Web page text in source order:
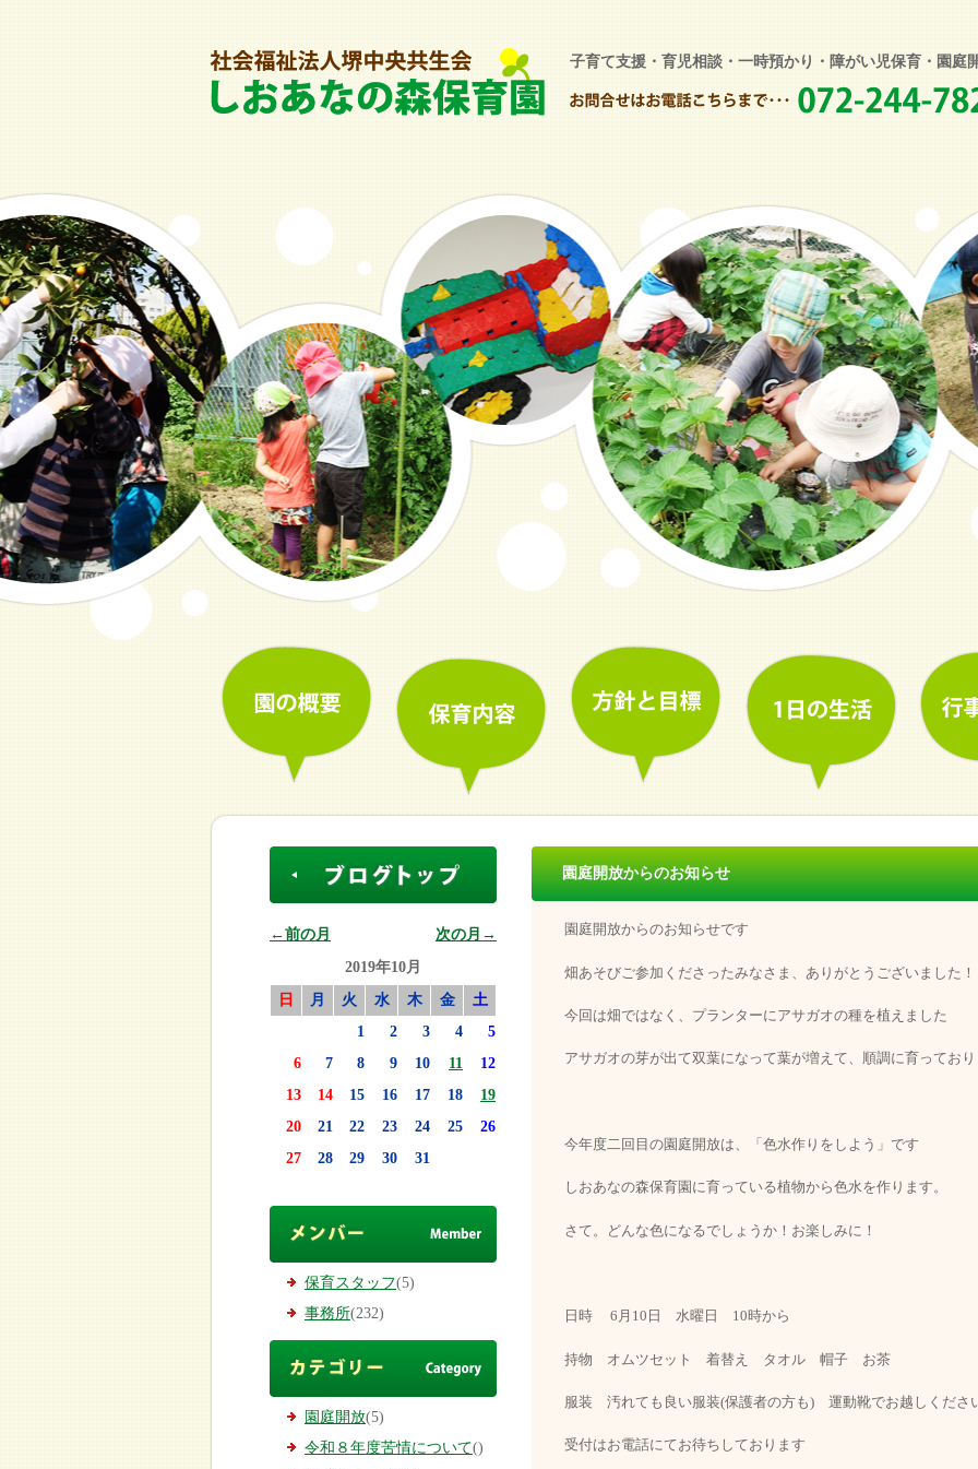
子育て支援・育児相談・一時預かり・障がい児保育・園庭
←前の月
次の月→
2019年10月
日
月 火 水 木 金
土
1
2 3 4
5
6
7 8 9 10 11
12
13
14 15 16 17 18
19
20
21 22 23 24 25
26
27
28 29 30 31
保育スタッフ(5)
事務所(232)
園庭開放(5)
令和８年度苦情について()
園庭開放からのお知らせ
園庭開放からのお知らせです
畑あそびご参加くださったみなさま、ありがとうございました！
今回は畑ではなく、プランターにアサガオの種を植えました
アサガオの芽が出て双葉になって葉が増えて、順調に育ってお
今年度二回目の園庭開放は、「色水作りをしよう」です
しおあなの森保育園に育っている植物から色水を作ります。
さて。どんな色になるでしょうか！お楽しみに！
日時 6月10日 水曜日 10時から
持物 オムツセット 着替え タオル 帽子 お茶
服装 汚れても良い服装(保護者の方も) 運動靴でお越しくださ
受付はお電話にてお待ちしております